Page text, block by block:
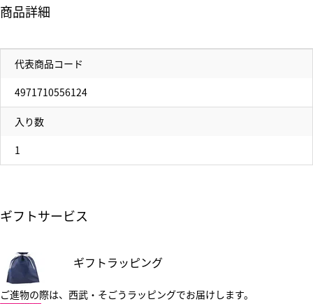
商品詳細
代表商品コード
4971710556124
入り数
1
ギフトサービス
ギフトラッピング
ご進物の際は、西武・そごうラッピングでお届けします。